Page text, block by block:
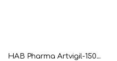
HAB Pharma Artvigil-150® 10 таблеток (Армодафініл)